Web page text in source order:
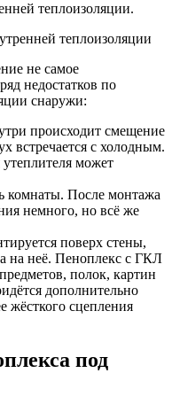
теплоизоляции
не самое
недостатков по
снаружи:
происходит смещение
встречается с холодным.
может
комнаты. После монтажа
немного, но всё же
поверх стены,
на неё. Пеноплекс с ГКЛ
полок, картин
дополнительно
жёсткого сцепления
под